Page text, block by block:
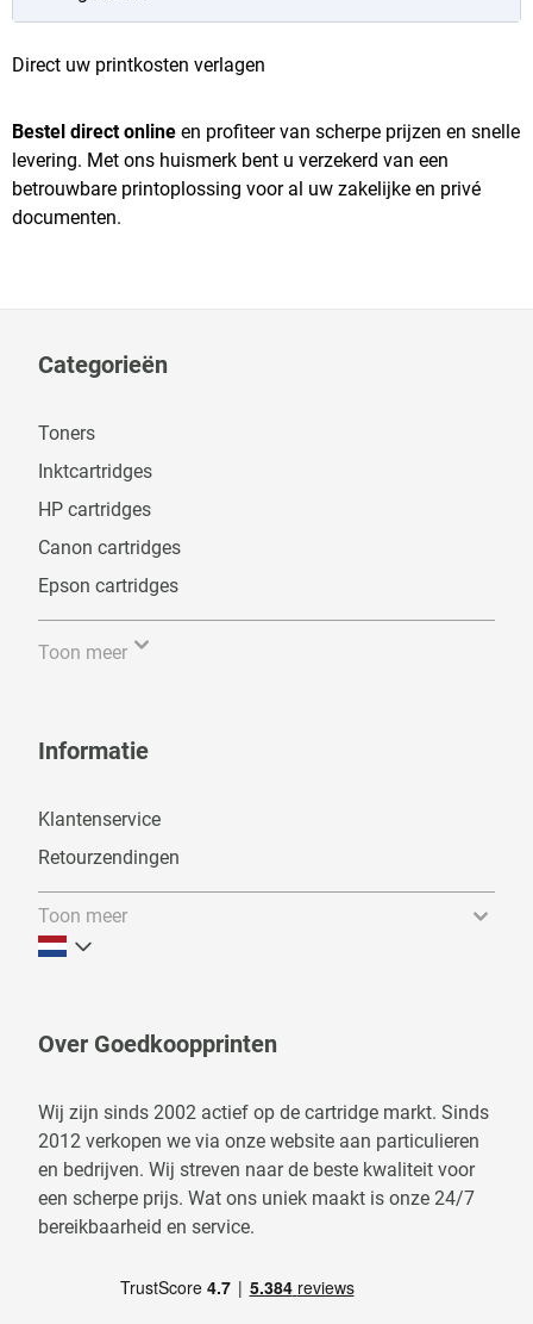
Direct uw printkosten verlagen
Bestel direct online en profiteer van scherpe prijzen en snelle
levering. Met ons huismerk bent u verzekerd van een
betrouwbare printoplossing voor al uw zakelijke en privé
documenten.
Categorieën
Toners
Inktcartridges
HP cartridges
Canon cartridges
Epson cartridges
Toon meer
Informatie
Klantenservice
Retourzendingen
Toon meer
Over Goedkoopprinten
Wij zijn sinds 2002 actief op de cartridge markt. Sinds
2012 verkopen we via onze website aan particulieren
en bedrijven. Wij streven naar de beste kwaliteit voor
een scherpe prijs. Wat ons uniek maakt is onze 24/7
bereikbaarheid en service.